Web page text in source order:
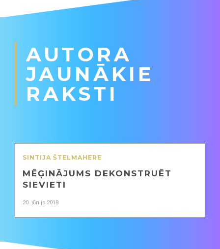
AUTORA
JAUNĀKIE
RAKSTI
SINTIJA ŠTELMAHERE
MĒĢINĀJUMS DEKONSTRUĒT
SIEVIETI
20. jūnijs 2018